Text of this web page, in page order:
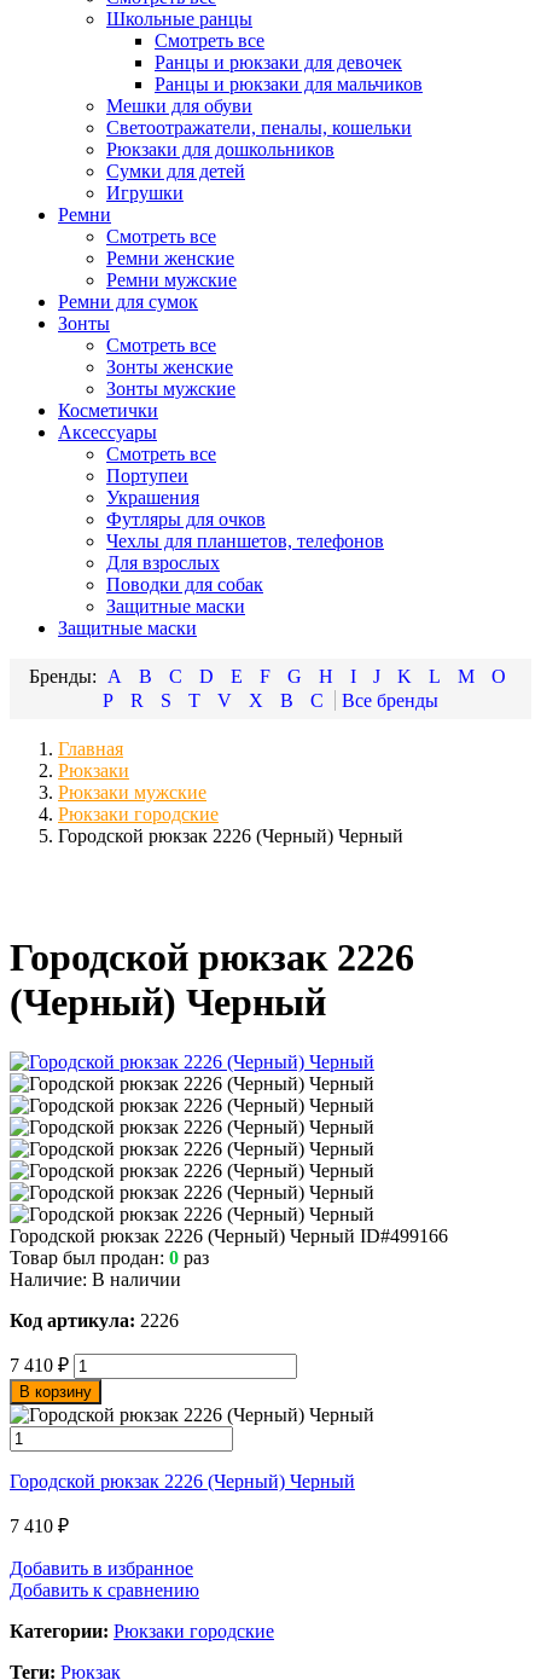
Школьные ранцы
Смотреть все
Ранцы и рюкзаки для девочек
Ранцы и рюкзаки для мальчиков
Мешки для обуви
Светоотражатели, пеналы, кошельки
Рюкзаки для дошкольников
Сумки для детей
Игрушки
Ремни
Смотреть все
Ремни женские
Ремни мужские
Ремни для сумок
Зонты
Смотреть все
Зонты женские
Зонты мужские
Косметички
Аксессуары
Смотреть все
Портупеи
Украшения
Футляры для очков
Чехлы для планшетов, телефонов
Для взрослых
Поводки для собак
Защитные маски
Защитные маски
A B C D E F G H I J K L M
O
P
R S T V X В С
Главная
Рюкзаки
Рюкзаки мужские
Рюкзаки городские
Городской рюкзак 2226 (Черный) Черный
Городской рюкзак 2226
(Черный) Черный
Городской рюкзак 2226 (Черный) Черный ID#499166
Товар был продан: 0 раз
Наличие: В наличии
Код артикула: 2226
7 410 ₽
В корзину
Городской рюкзак 2226 (Черный) Черный
7 410 ₽
Добавить в избранное
Добавить к сравнению
Категории: Рюкзаки городские
Теги: Рюкзак